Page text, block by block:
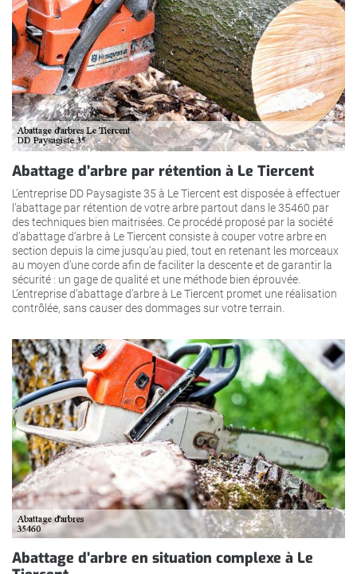
Abattage d’arbre par rétention à Le Tiercent
L’entreprise DD Paysagiste 35 à Le Tiercent est disposée à effectuer
l’abattage par rétention de votre arbre partout dans le 35460 par
des techniques bien maitrisées. Ce procédé proposé par la société
d’abattage d’arbre à Le Tiercent consiste à couper votre arbre en
section depuis la cime jusqu’au pied, tout en retenant les morceaux
au moyen d’une corde afin de faciliter la descente et de garantir la
sécurité : un gage de qualité et une méthode bien éprouvée.
L’entreprise d’abattage d’arbre à Le Tiercent promet une réalisation
contrôlée, sans causer des dommages sur votre terrain.
Abattage d’arbre en situation complexe à Le